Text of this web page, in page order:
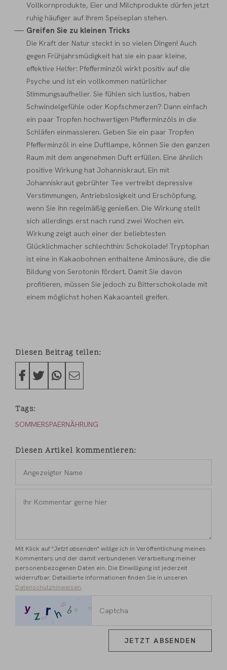
Vollkornprodukte, Eier und Milchprodukte dürfen jetzt
ruhig häufiger auf Ihrem Speiseplan stehen.
Greifen Sie zu kleinen Tricks
Die Kraft der Natur steckt in so vielen Dingen! Auch
gegen Frühjahrsmüdigkeit hat sie ein paar kleine,
effektive Helfer: Pfefferminzöl wirkt positiv auf die
Psyche und ist ein vollkommen natürlicher
Stimmungsaufheller. Sie fühlen sich lustlos, haben
Schwindelgefühle oder Kopfschmerzen? Dann einfach
ein paar Tropfen hochwertigen Pfefferminzöls in die
Schläfen einmassieren. Geben Sie ein paar Tropfen
Pfefferminzöl in eine Duftlampe, können Sie den ganzen
Raum mit dem angenehmen Duft erfüllen. Eine ähnlich
positive Wirkung hat Johanniskraut. Ein mit
Johanniskraut gebrühter Tee vertreibt depressive
Verstimmungen, Antriebslosigkeit und Erschöpfung,
wenn Sie ihn regelmäßig genießen. Die Wirkung stellt
sich allerdings erst nach rund zwei Wochen ein.
Wirkung zeigt auch einer der beliebtesten
Glücklichmacher schlechthin: Schokolade! Tryptophan
ist eine in Kakaobohnen enthaltene Aminosäure, die die
Bildung von Serotonin fördert. Damit Sie davon
profitieren, müssen Sie jedoch zu Bitterschokolade mit
einem möglichst hohen Kakaoanteil greifen.
Diesen Beitrag teilen
Tags
SOMMERSPAERNÄHRUNG
Diesen Artikel kommentieren
Name
*
Kommentar
*Mit Klick auf "Jetzt absenden" willige ich in Veröffentlichung meines
Kommentars und der damit verbundenen Verarbeitung meiner
personenbezogenen Daten ein. Die Einwilligung ist jederzeit
widerrufbar. Detaillierte Informationen finden Sie in unseren
Datenschutzhinweisen.
JETZT ABSENDEN